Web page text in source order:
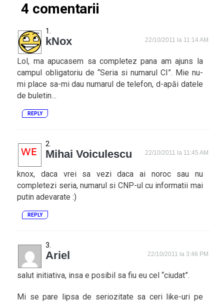
4 comentarii
kNox 22/10/2011 la 11:14 AM
Lol, ma apucasem sa completez pana am ajuns la
campul obligatoriu de “Seria si numarul CI”. Mie nu-
mi place sa-mi dau numarul de telefon, d-apăi datele
de buletin…
REPLY
Mihai Voiculescu 22/10/2011 la 11:45 AM
knox, daca vrei sa vezi daca ai noroc sau nu
completezi seria, numarul si CNP-ul cu informatii mai
putin adevarate :)
REPLY
Ariel 22/10/2011 la 3:46 PM
salut initiativa, insa e posibil sa fiu eu cel “ciudat”.
Mi se pare lipsa de seriozitate sa ceri like-uri pe